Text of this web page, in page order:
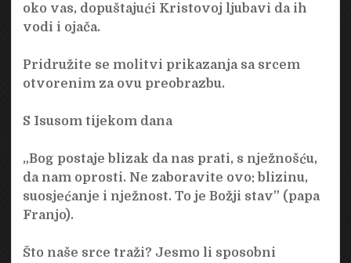
oko vas, dopuštajući Kristovoj ljubavi da ih
vodi i ojača.
Pridružite se molitvi prikazanja sa srcem
otvorenim za ovu preobrazbu.
S Isusom tijekom dana
„Bog postaje blizak da nas prati, s nježnošću,
da nam oprosti. Ne zaboravite ovo: blizinu,
suosjećanje i nježnost. To je Božji stav” (papa
Franjo).
Što naše srce traži? Jesmo li sposobni